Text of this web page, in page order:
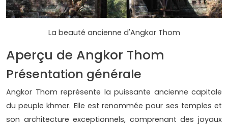
La beauté ancienne d'Angkor Thom
Aperçu de Angkor Thom
Présentation générale
Angkor Thom représente la puissante ancienne capitale
du peuple khmer. Elle est renommée pour ses temples et
son architecture exceptionnels, comprenant des joyaux